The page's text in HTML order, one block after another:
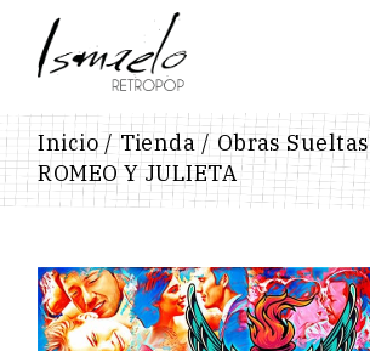
content
Inicio Tienda
Obras Sueltas
ROMEO Y JULIETA